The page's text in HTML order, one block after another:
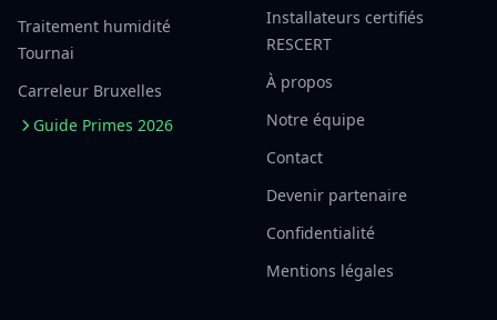
Traitement humidité
Tournai
Carreleur Bruxelles
Guide Primes 2026
Installateurs certifiés
RESCERT
À propos
Notre équipe
Contact
Devenir partenaire
Confidentialité
Mentions légales